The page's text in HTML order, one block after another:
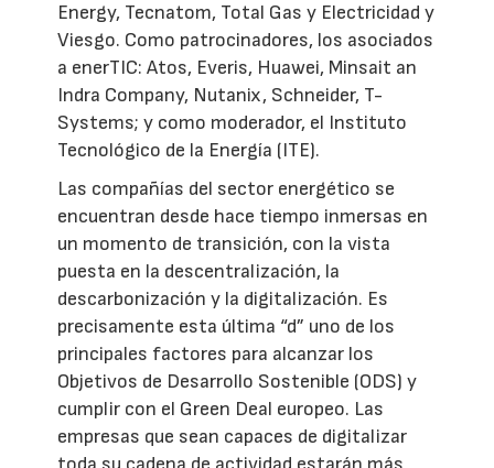
Energy, Tecnatom, Total Gas y Electricidad y
Viesgo. Como patrocinadores, los asociados
a enerTIC: Atos, Everis, Huawei, Minsait an
Indra Company, Nutanix, Schneider, T-
Systems; y como moderador, el Instituto
Tecnológico de la Energía (ITE).
Las compañías del sector energético se
encuentran desde hace tiempo inmersas en
un momento de transición, con la vista
puesta en la descentralización, la
descarbonización y la digitalización. Es
precisamente esta última “d” uno de los
principales factores para alcanzar los
Objetivos de Desarrollo Sostenible (ODS) y
cumplir con el Green Deal europeo. Las
empresas que sean capaces de digitalizar